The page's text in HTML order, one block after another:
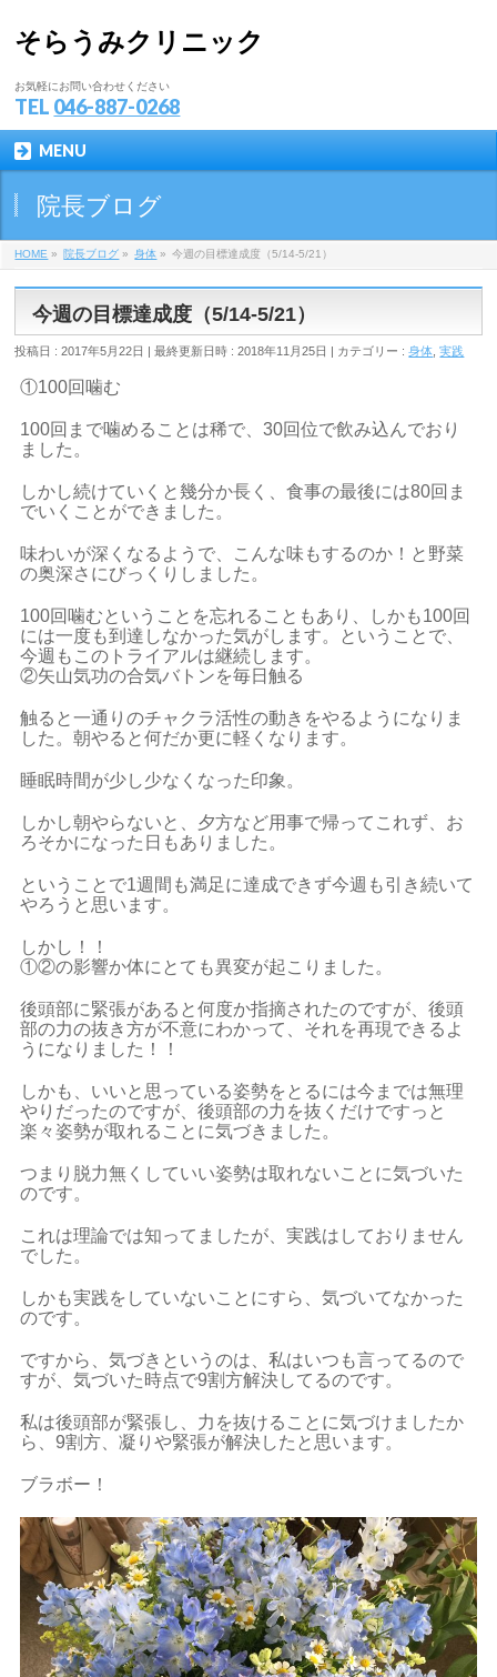
そらうみクリニック
お気軽にお問い合わせください
TEL 046-887-0268
MENU
院長ブログ
HOME » 院長ブログ » 身体 » 今週の目標達成度（5/14-5/21）
今週の目標達成度（5/14-5/21）
投稿日 : 2017年5月22日 最終更新日時 : 2018年11月25日 カテゴリー :身体 ,実践
①100回噛む
100回まで噛めることは稀で、30回位で飲み込んでおり
ました。
しかし続けていくと幾分か長く、食事の最後には80回ま
でいくことができました。
味わいが深くなるようで、こんな味もするのか！と野菜
の奥深さにびっくりしました。
100回噛むということを忘れることもあり、しかも100回
には一度も到達しなかった気がします。ということで、
今週もこのトライアルは継続します。
②矢山気功の合気バトンを毎日触る
触ると一通りのチャクラ活性の動きをやるようになりま
した。朝やると何だか更に軽くなります。
睡眠時間が少し少なくなった印象。
しかし朝やらないと、夕方など用事で帰ってこれず、お
ろそかになった日もありました。
ということで1週間も満足に達成できず今週も引き続いて
やろうと思います。
しかし！！
①②の影響か体にとても異変が起こりました。
後頭部に緊張があると何度か指摘されたのですが、後頭
部の力の抜き方が不意にわかって、それを再現できるよ
うになりました！！
しかも、いいと思っている姿勢をとるには今までは無理
やりだったのですが、後頭部の力を抜くだけですっと
楽々姿勢が取れることに気づきました。
つまり脱力無くしていい姿勢は取れないことに気づいた
のです。
これは理論では知ってましたが、実践はしておりません
でした。
しかも実践をしていないことにすら、気づいてなかった
のです。
ですから、気づきというのは、私はいつも言ってるので
すが、気づいた時点で9割方解決してるのです。
私は後頭部が緊張し、力を抜けることに気づけましたか
ら、9割方、凝りや緊張が解決したと思います。
ブラボー！